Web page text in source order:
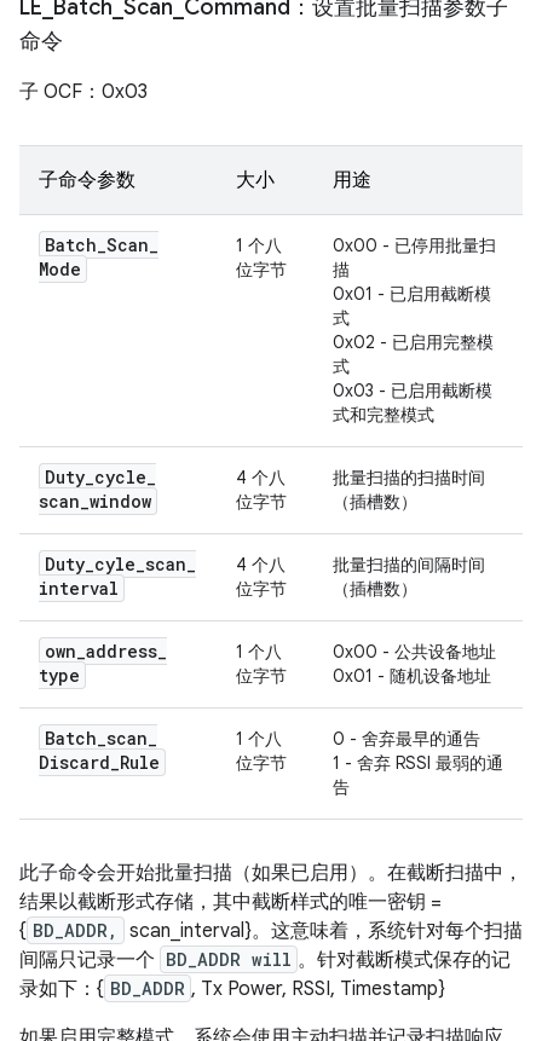
LE Batch Scan Command：设置批量扫描参数子
命令
子 OCF：0x03
子命令参数 大小 用途
Batch_Scan_
Mode
1 个八
位字节
0x00 - 已停用批量扫
描
0x01 - 已启用截断模
式
0x02 - 已启用完整模
式
0x03 - 已启用截断模
式和完整模式
Duty_cycle_
scan_window
4 个八
位字节
批量扫描的扫描时间
（插槽数）
Duty_cyle_scan_
interval
4 个八
位字节
批量扫描的间隔时间
（插槽数）
own_address_
type
1 个八
位字节
0x00 - 公共设备地址
0x01 - 随机设备地址
Batch_scan_
Discard_Rule
1 个八
位字节
0 - 舍弃最早的通告
1 - 舍弃 RSSI 最弱的通
告
此子命令会开始批量扫描（如果已启用）。在截断扫描中，
结果以截断形式存储，其中截断样式的唯一密钥 =
{ BD_ADDR,
scan_interval}。这意味着，系统针对每个扫描
间隔只记录一个 BD_ADDR will 。针对截断模式保存的记
录如下：{ BD_ADDR , Tx Power, RSSI, Timestamp}